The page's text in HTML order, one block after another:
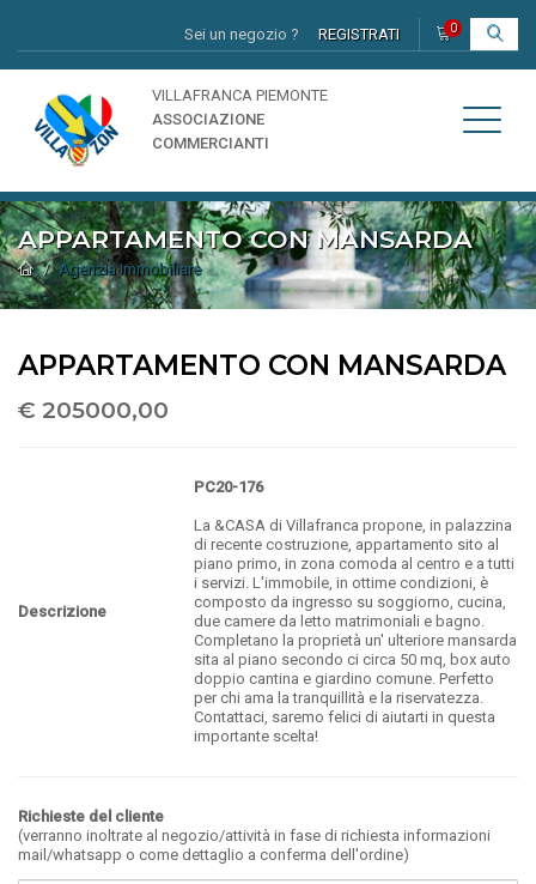
Sei un negozio ? REGISTRATI 0
VILLAFRANCA PIEMONTE
ASSOCIAZIONE
COMMERCIANTI
APPARTAMENTO CON MANSARDA
Agenzia Immobiliare
APPARTAMENTO CON MANSARDA
€ 205000,00
Descrizione
PC20-176
La &CASA di Villafranca propone, in palazzina
di recente costruzione, appartamento sito al
piano primo, in zona comoda al centro e a tutti
i servizi. L'immobile, in ottime condizioni, è
composto da ingresso su soggiorno, cucina,
due camere da letto matrimoniali e bagno.
Completano la proprietà un' ulteriore mansarda
sita al piano secondo ci circa 50 mq, box auto
doppio cantina e giardino comune. Perfetto
per chi ama la tranquillità e la riservatezza.
Contattaci, saremo felici di aiutarti in questa
importante scelta!
Richieste del cliente
(verranno inoltrate al negozio/attività in fase di richiesta informazioni
mail/whatsapp o come dettaglio a conferma dell'ordine)